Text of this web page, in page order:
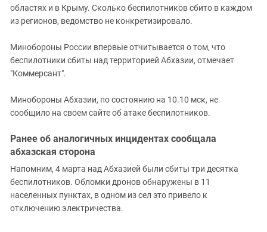
Южный Кавказ
областях и в Крыму. Сколько беспилотников сбито в каждом
из регионов, ведомство не конкретизировало.
Минобороны России впервые отчитывается о том, что
беспилотники сбиты над территорией Абхазии, отмечает
"Коммерсант".
Минобороны Абхазии, по состоянию на 10.10 мск, не
сообщило на своем сайте об атаке беспилотников.
Ранее об аналогичных инцидентах сообщала
абхазская сторона
Напомним, 4 марта над Абхазией были сбиты три десятка
беспилотников. Обломки дронов обнаружены в 11
населенных пунктах, в одном из сел это привело к
отключению электричества.